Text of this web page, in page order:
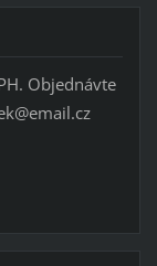
Objednávte